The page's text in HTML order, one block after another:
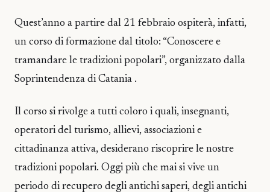
Quest’anno a partire dal 21 febbraio ospiterà, infatti,
un corso di formazione dal titolo: “Conoscere e
tramandare le tradizioni popolari”, organizzato dalla
Soprintendenza di Catania .
Il corso si rivolge a tutti coloro i quali, insegnanti,
operatori del turismo, allievi, associazioni e
cittadinanza attiva, desiderano riscoprire le nostre
tradizioni popolari. Oggi più che mai si vive un
periodo di recupero degli antichi saperi, degli antichi